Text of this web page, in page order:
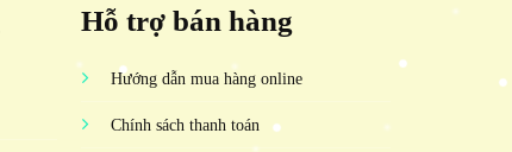
Hỗ trợ bán hàng
Hướng dẫn mua hàng online
Chính sách thanh toán